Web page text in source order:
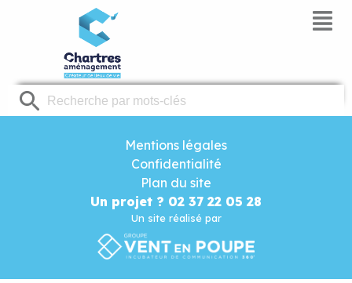
Mentions légales
Confidentialité
Plan du site
Un projet ? 02 37 22 05 28
Un site réalisé par
Panneau de gestion des cookies